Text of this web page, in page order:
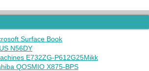
Surface Book
N56DY
E732ZG-P612G25Mikk
QOSMIO X875-BPS